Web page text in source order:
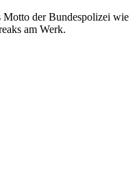
Motto der Bundespolizei wie
am Werk.